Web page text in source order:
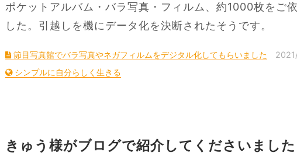
ポケットアルバム・バラ写真・フィルム、約1000枚をご
した。引越しを機にデータ化を決断されたそうです。
節目写真館でバラ写真やネガフィルムをデジタル化してもらいました
シンプルに自分らしく生きる
きゅう様がブログで紹介してくださいました